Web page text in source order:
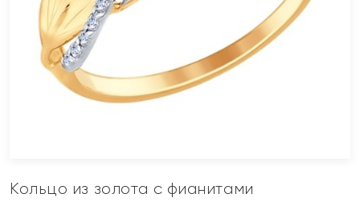
Кольцо из золота с фианитами